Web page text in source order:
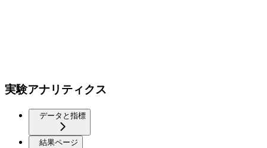
実験アナリティクス
データと指標
結果ページ